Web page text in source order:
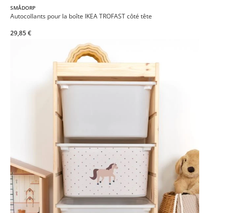
SMÅDORP
Autocollants pour la boîte IKEA TROFAST côté tête
29,85 €